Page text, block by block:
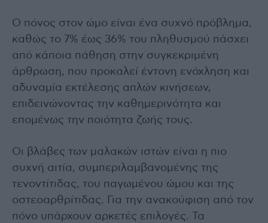
Ο πόνος στον ώμο είναι ένα συχνό πρόβλημα,
καθώς το 7% έως 36% του πληθυσμού πάσχει
από κάποια πάθηση στην συγκεκριμένη
άρθρωση, που προκαλεί έντονη ενόχληση και
αδυναμία εκτέλεσης απλών κινήσεων,
επιδεινώνοντας την καθημερινότητα και
επομένως την ποιότητα ζωής τους.
Οι βλάβες των μαλακών ιστών είναι η πιο
συχνή αιτία, συμπεριλαμβανομένης της
τενοντίτιδας, του παγωμένου ώμου και της
οστεοαρθρίτιδας. Για την ανακούφιση από τον
πόνο υπάρχουν αρκετές επιλογές. Τα